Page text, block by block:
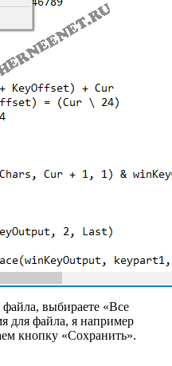
выбираете «Все
файла, я например
кнопку «Сохранить».